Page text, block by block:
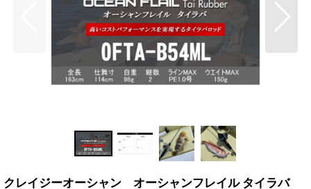
クレイジーオーシャン オーシャンフレイル タイラバ